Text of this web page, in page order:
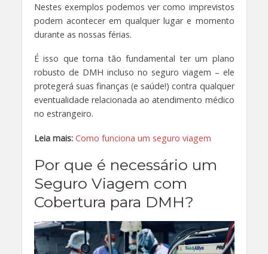
Nestes exemplos podemos ver como imprevistos
podem acontecer em qualquer lugar e momento
durante as nossas férias.
É isso que torna tão fundamental ter um plano
robusto de DMH incluso no seguro viagem – ele
protegerá suas finanças (e saúde!) contra qualquer
eventualidade relacionada ao atendimento médico
no estrangeiro.
Leia mais: Como funciona um seguro viagem
Por que é necessário um
Seguro Viagem com
Cobertura para DMH?